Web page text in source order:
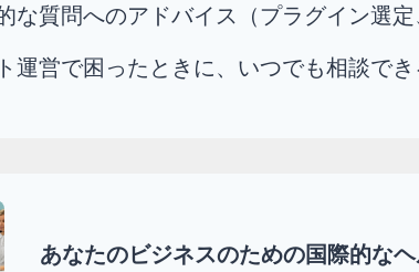
な質問へのアドバイス（プラグイン選
運営で困ったときに、いつでも相談でき
あなたのビジネスのための国際的な